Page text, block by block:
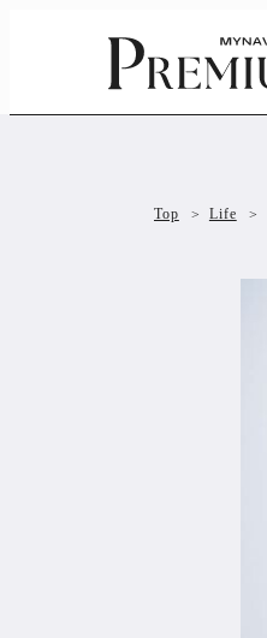
Top Life